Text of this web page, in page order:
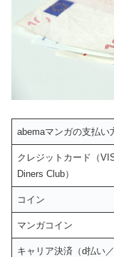
abemaマンガの支払い
クレジットカード（
Diners Club）
コイン
マンガコイン
キャリア決済（d払い